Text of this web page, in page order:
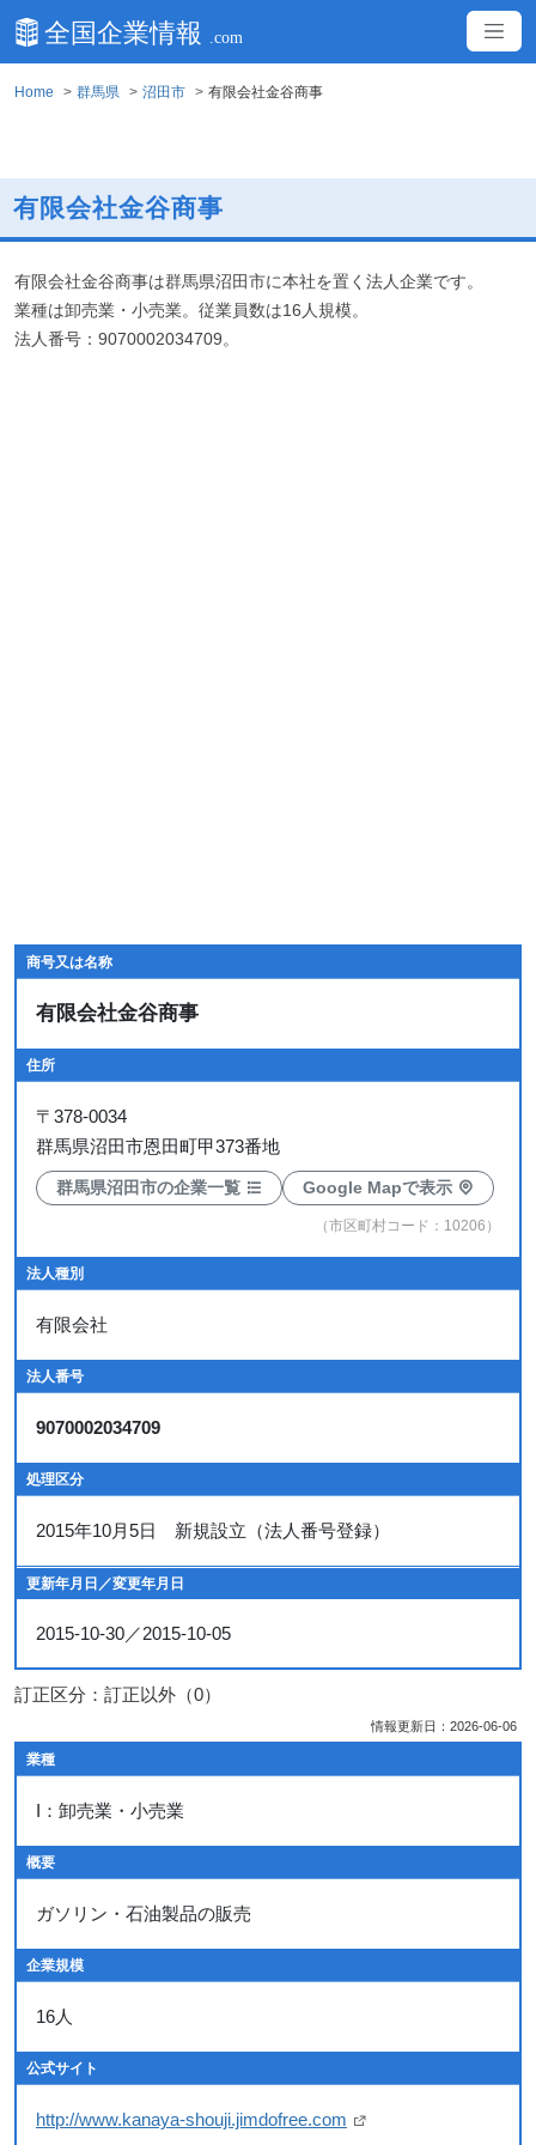
Home 群馬県 沼田市 有限会社金谷商事
有限会社金谷商事
有限会社金谷商事は群馬県沼田市に本社を置く法人企業です。
業種は卸売業・小売業。従業員数は16人規模。
法人番号：9070002034709。
商号又は名称
有限会社金谷商事
住所
〒 378-0034
群馬県沼田市恩田町甲373番地
群馬県沼田市の企業一覧 Google Mapで表示
（市区町村コード：10206）
法人種別
有限会社
法人番号
9070002034709
処理区分
2015年10月5日 新規設立（法人番号登録）
更新年月日／変更年月日
2015-10-30／2015-10-05
訂正区分：訂正以外（0）
情報更新日：2026-06-06
業種
I：卸売業・小売業
概要
ガソリン・石油製品の販売
企業規模
16人
公式サイト
http://www.kanaya-shouji.jimdofree.com